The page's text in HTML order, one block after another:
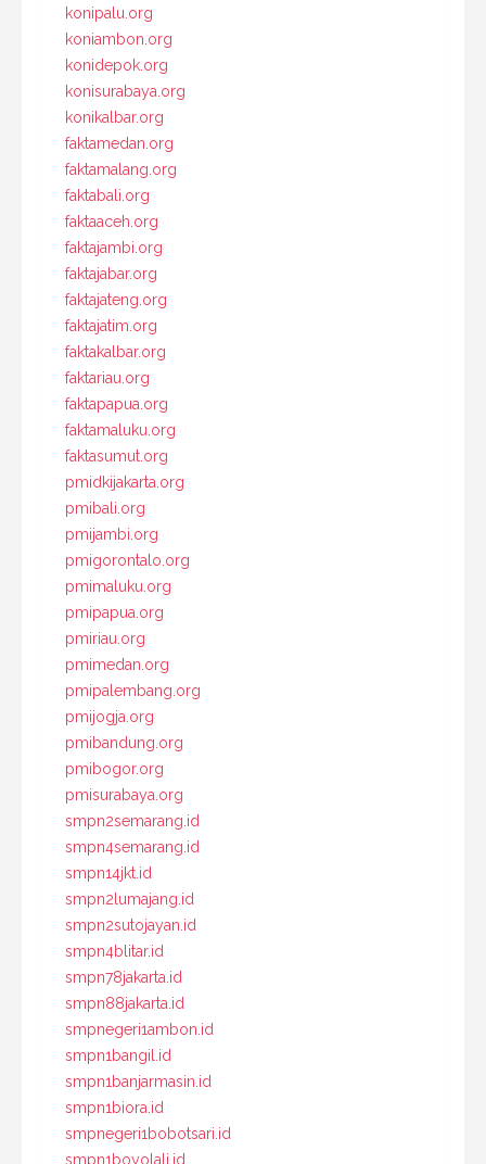
konipalu.org
koniambon.org
konidepok.org
konisurabaya.org
konikalbar.org
faktamedan.org
faktamalang.org
faktabali.org
faktaaceh.org
faktajambi.org
faktajabar.org
faktajateng.org
faktajatim.org
faktakalbar.org
faktariau.org
faktapapua.org
faktamaluku.org
faktasumut.org
pmidkijakarta.org
pmibali.org
pmijambi.org
pmigorontalo.org
pmimaluku.org
pmipapua.org
pmiriau.org
pmimedan.org
pmipalembang.org
pmijogja.org
pmibandung.org
pmibogor.org
pmisurabaya.org
smpn2semarang.id
smpn4semarang.id
smpn14jkt.id
smpn2lumajang.id
smpn2sutojayan.id
smpn4blitar.id
smpn78jakarta.id
smpn88jakarta.id
smpnegeri1ambon.id
smpn1bangil.id
smpn1banjarmasin.id
smpn1biora.id
smpnegeri1bobotsari.id
smpn1boyolali.id